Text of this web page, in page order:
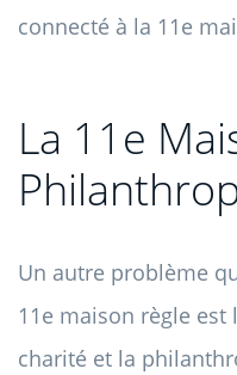
connecté à la 11e
La 11e
Un autre problème
11e maison règle
charité et la